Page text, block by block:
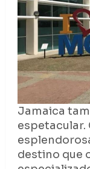
Jamaica
espetacular.
destino que